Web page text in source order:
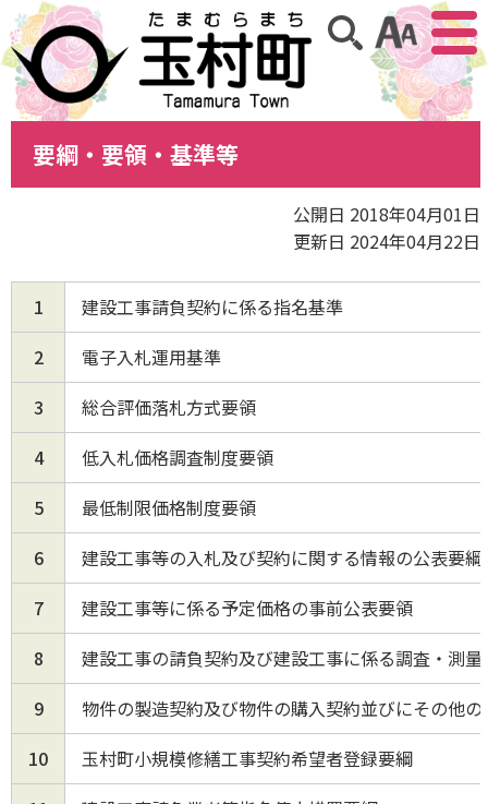
アクセ
サイト内検索
要綱・要領・基準等
公開日 2018年04月01日
更新日 2024年04月22日
1
建設工事請負契約に係る指名基準
2
電子入札運用基準
3
総合評価落札方式要領
4
低入札価格調査制度要領
5
最低制限価格制度要領
6
建設工事等の入札及び契約に関する情報の公表要綱
7
建設工事等に係る予定価格の事前公表要領
8
建設工事の請負契約及び建設工事に係る調査・測
9
物件の製造契約及び物件の購入契約並びにその他
10
玉村町小規模修繕工事契約希望者登録要綱